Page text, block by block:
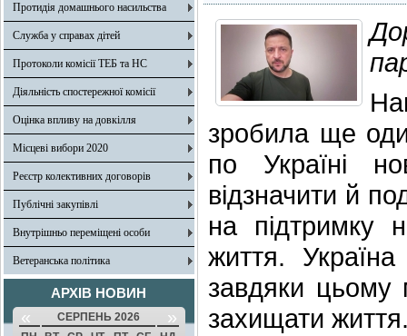
Протидія домашнього насильства
Служба у справах дітей
Протоколи комісії ТЕБ та НС
Діяльність спостережної комісії
Оцінка впливу на довкілля
Місцеві вибори 2020
Реєстр колективних договорів
Публічні закупівлі
Внутрішньо переміщені особи
Ветеранська політика
АРХІВ НОВИН
« СЕРПЕНЬ 2026 »
зробила ще
по Україні
відзначити й
на підтримку
життя.
завдяки цьому
захищати